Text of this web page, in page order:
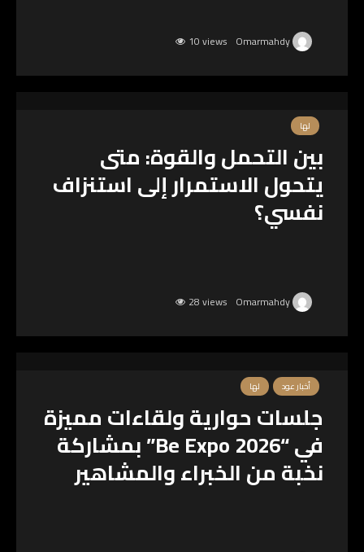
10 views
لها
بين التحمل والقوة: متى
يتحول الاستمرار إلى استنزاف
نفسي؟
28 views
أخبار عود لها
جلسات حوارية ولقاءات مميزة
في “Be Expo 2026” بمشاركة
نخبة من الخبراء والمشاهير